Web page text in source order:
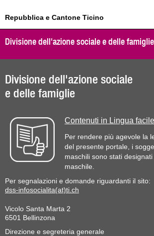
Repubblica e Cantone Ticino
Divisione dell'azione sociale e delle famiglie
Divisione dell'azione sociale
e delle famiglie
Contenuti in Lingua facile
Per rendere più agevole la
del presente portale, i
maschili sono stati
maschile.
Per segnalazioni e domande riguardanti il sito:
dss-infosocialita(at)ti.ch
Vicolo Santa Marta 2
6501 Bellinzona
Direzione e segreteria generale